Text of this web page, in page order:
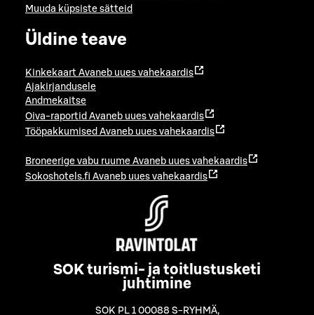
Muuda küpsiste sätteid
Üldine teave
Kinkekaart Avaneb uues vahekaardis
Ajakirjandusele
Andmekaitse
Oiva-raportid Avaneb uues vahekaardis
Tööpakkumised Avaneb uues vahekaardis
Broneerige vabu ruume Avaneb uues vahekaardis
Sokoshotels.fi Avaneb uues vahekaardis
SOK turismi- ja toitlustusketi
juhtimine
SOK PL 1 00088 S-RYHMÄ,